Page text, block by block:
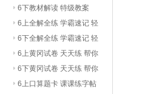
6下教材解读 特级教案
6上全解全练 学霸速记 轻
巧夺冠
6下全解全练 学霸速记 轻
巧夺冠
6上黄冈试卷 天天练 帮你
学6下黄冈试卷 天天练 帮你
学6上口算题卡 课课练字帖